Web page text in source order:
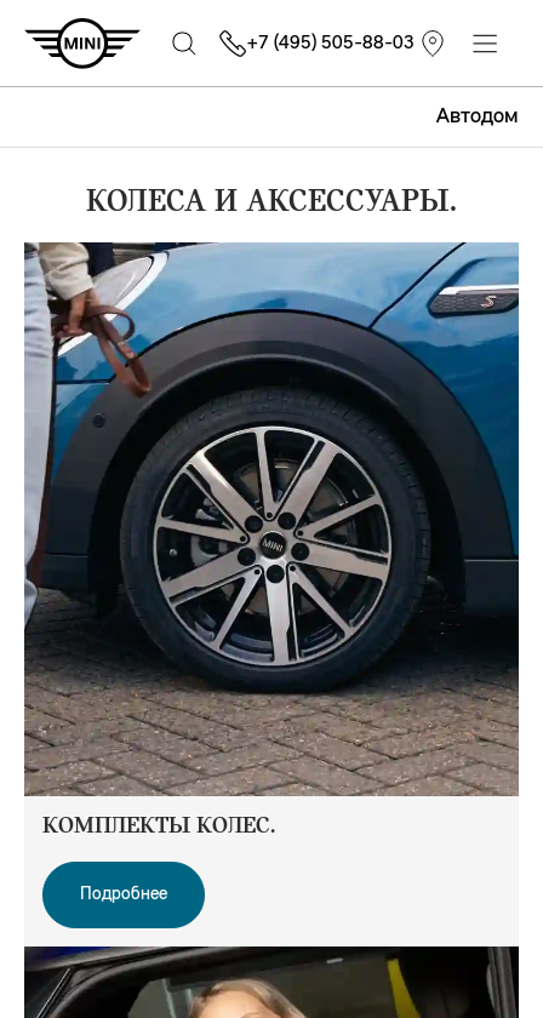
Автодом
+7 (495) 505-88-03
КОЛЕСА И АКСЕССУАРЫ.
КОМПЛЕКТЫ КОЛЕС.
Подробнее